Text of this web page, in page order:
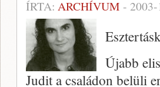
ÍRTA: ARCHÍVUM -
Újabb
Judit a családon belüli